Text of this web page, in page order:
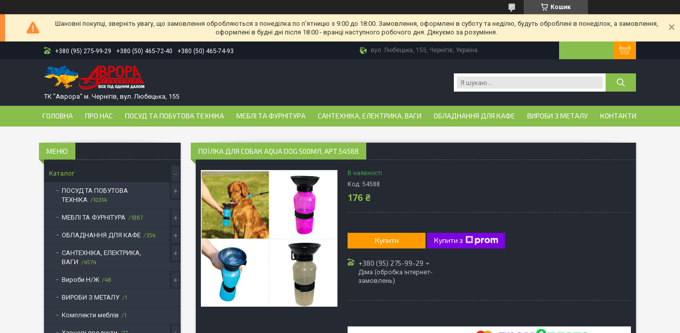
Кошик
Шановні покупці, зверніть увагу, що замовлення обробляються з понеділка по п'ятницю з 9:00 до 18:00. Замовлення, оформлені в суботу та неділю, будуть оброблені в понеділок, а замовлення,
оформлені в будні дні після 18:00 - вранці наступного робочого дня. Дякуємо за розуміння.
+380 (95) 275-99-29 +380 (50) 465-72-40 +380 (50) 465-74-93 вул. Любецька, 155, Чернігів, Україна
ТК "Аврора" м. Чернігів, вул. Любецька, 155
ГОЛОВНА ПРО НАС ПОСУД ТА ПОБУТОВА ТЕХНІКА МЕБЛІ ТА ФУРНІТУРА САНТЕХНІКА, ЕЛЕКТРИКА, ВАГИ ОБЛАДНАННЯ ДЛЯ КАФЕ ВИРОБИ З МЕТАЛУ КОНТАКТИ
ПОЇЛКА ДЛЯ СОБАК AQUA DOG 500МЛ, АРТ.54588
В наявності
Код: 54588
176 ₴
Купити Купити з
+380 (95) 275-99-29
Діма (обробка інтернет-
замовлень)
Каталог
ПОСУД ТА ПОБУТОВА
ТЕХНІКА
10314
МЕБЛІ ТА ФУРНІТУРА 1867
ОБЛАДНАННЯ ДЛЯ КАФЕ 354
САНТЕХНІКА, ЕЛЕКТРИКА,
ВАГИ
4574
Вироби Н/Ж 46
ВИРОБИ З МЕТАЛУ 1
Комплекти меблів 1